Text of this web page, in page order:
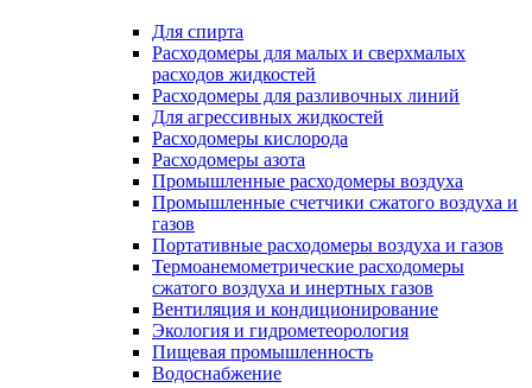
Для спирта
Расходомеры для малых и сверхмалых
расходов жидкостей
Расходомеры для разливочных линий
Для агрессивных жидкостей
Расходомеры кислорода
Расходомеры азота
Промышленные расходомеры воздуха
Промышленные счетчики сжатого воздуха и
газов
Портативные расходомеры воздуха и газов
Термоанемометрические расходомеры
сжатого воздуха и инертных газов
Вентиляция и кондиционирование
Экология и гидрометеорология
Пищевая промышленность
Водоснабжение